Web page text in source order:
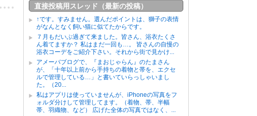
直接投稿用スレッド（最新の投稿）
↑です。すみません。選んだポイントは、獅子の表情
がなんとなく飼い猫に似てたからです。
７月もだいぶ過ぎて来ました。皆さん、浴衣たくさ
ん着てますか？ 私はまだ一回も…。 皆さんの自慢の
浴衣コーデをご紹介下さい。それから街で見かけ...
アメーバブログで、『まおじゃらん』のたまさん
が、「十年以上前から手持ちの着物と帯を、エクセ
ルで管理している…」と書いていらっしゃいまし
た。（20...
私はアプリは使っていませんが、iPhoneの写真をフ
ォルダ分けして管理してます。（着物、帯、半幅
帯、羽織物、など） 広げた全体の写真ではなく、...